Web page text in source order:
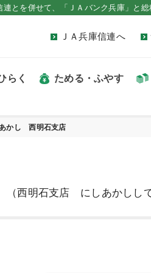
とを併せて、「ＪＡバンク兵庫」と総
ＪＡ兵庫信連へ
らく ためる・ふやす
かし 西明石支店
（西明石支店 にしあかしし